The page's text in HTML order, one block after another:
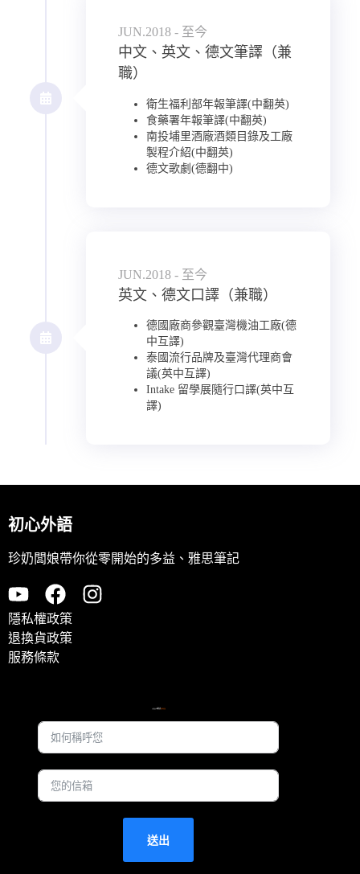
JUN.2018 - 至今
中文、英文、德文筆譯（兼
職）
衛生福利部年報筆譯(中翻英)
食藥署年報筆譯(中翻英)
南投埔里酒廠酒類目錄及工廠
製程介紹(中翻英)
德文歌劇(德翻中)
JUN.2018 - 至今
英文、德文口譯（兼職）
德國廠商參觀臺灣機油工廠(德
中互譯)
泰國流行品牌及臺灣代理商會
議(英中互譯)
Intake 留學展隨行口譯(英中互
譯)
初心外語
珍奶闆娘帶你從零開始的多益、雅思筆記
隱私權政策
退換貨政策
服務條款
送出